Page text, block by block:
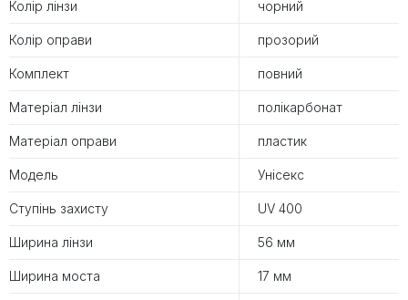
Колір лінзи чорний
Колір оправи прозорий
Комплект повний
Матеріал лінзи полікарбонат
Матеріал оправи пластик
Модель Унісекс
Ступінь захисту UV 400
Ширина лінзи 56 мм
Ширина моста 17 мм